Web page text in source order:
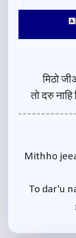
मिठो
तो दरु
Mithho
To dar'u